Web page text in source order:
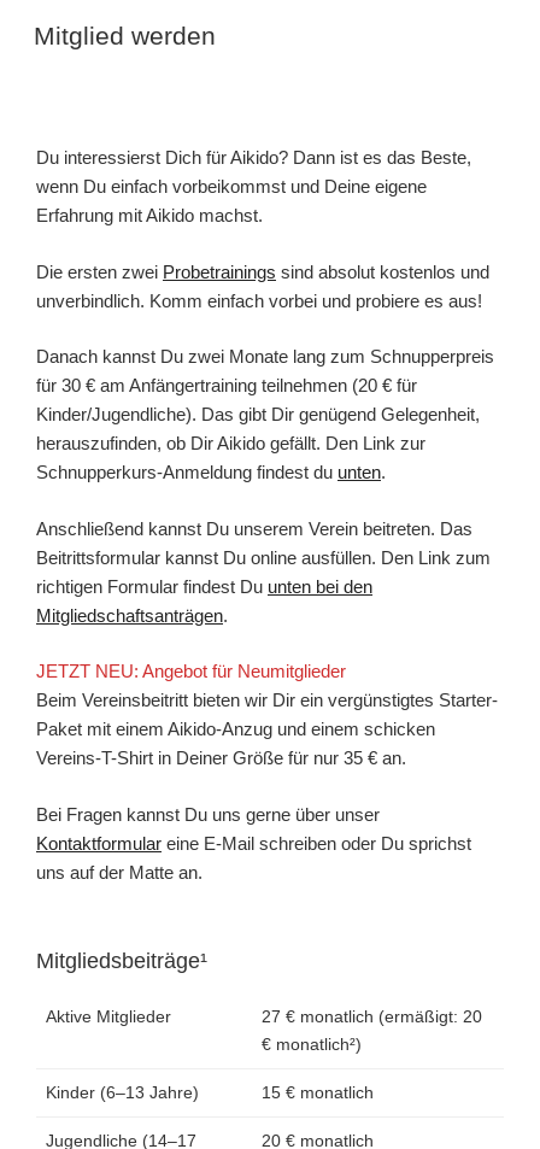
Mitglied werden
Du interessierst Dich für Aikido? Dann ist es das Beste,
wenn Du einfach vorbeikommst und Deine eigene
Erfahrung mit Aikido machst.
Die ersten zwei Probetrainings sind absolut kostenlos und
unverbindlich. Komm einfach vorbei und probiere es aus!
Danach kannst Du zwei Monate lang zum Schnupperpreis
für 30 € am Anfängertraining teilnehmen (20 € für
Kinder/Jugendliche). Das gibt Dir genügend Gelegenheit,
herauszufinden, ob Dir Aikido gefällt. Den Link zur
Schnupperkurs-Anmeldung findest du unten.
Anschließend kannst Du unserem Verein beitreten. Das
Beitrittsformular kannst Du online ausfüllen. Den Link zum
richtigen Formular findest Du unten bei den
Mitgliedschaftsanträgen.
JETZT NEU: Angebot für Neumitglieder
Beim Vereinsbeitritt bieten wir Dir ein vergünstigtes Starter-
Paket mit einem Aikido-Anzug und einem schicken
Vereins-T-Shirt in Deiner Größe für nur 35 € an.
Bei Fragen kannst Du uns gerne über unser
Kontaktformular eine E-Mail schreiben oder Du sprichst
uns auf der Matte an.
Mitgliedsbeiträge¹
Aktive Mitglieder
27 € monatlich (ermäßigt: 20
€ monatlich²)
Kinder (6–13 Jahre) 15 € monatlich
Jugendliche (14–17
20 € monatlich